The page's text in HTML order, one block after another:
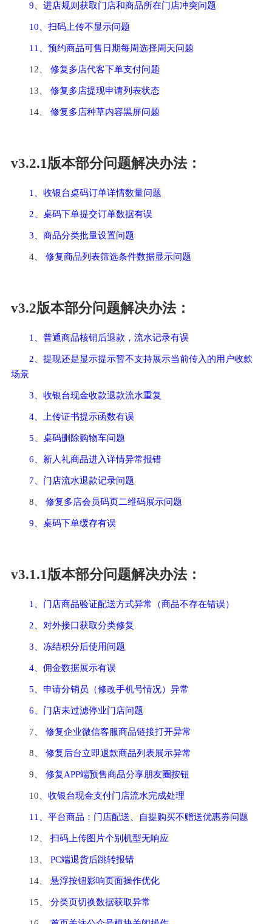
9、进店规则获取门店和商品所在门店冲突问题
10、扫码上传不显示问题
11、预约商品可售日期每周选择周天问题
12、 修复多店代客下单支付问题
13、 修复多店提现申请列表状态
14、 修复多店种草内容黑屏问题
v3.2.1版本部分问题解决办法：
1、收银台桌码订单详情数量问题
2、桌码下单提交订单数据有误
3、商品分类批量设置问题
4、 修复商品列表筛选条件数据显示问题
v3.2版本部分问题解决办法：
1、普通商品核销后退款，流水记录有误
2、提现还是显示提示暂不支持展示当前传入的用户收款
场景
3、收银台现金收款退款流水重复
4、上传证书提示函数有误
5、桌码删除购物车问题
6、新人礼商品进入详情异常报错
7、门店流水退款记录问题
8、 修复多店会员码页二维码展示问题
9、桌码下单缓存有误
v3.1.1版本部分问题解决办法：
1、门店商品验证配送方式异常（商品不存在错误）
2、对外接口获取分类修复
3、冻结积分后使用问题
4、佣金数据展示有误
5、申请分销员（修改手机号情况）异常
6、门店未过滤停业门店问题
7、 修复企业微信客服商品链接打开异常
8、 修复后台立即退款商品列表展示异常
9、 修复APP端预售商品分享朋友圈按钮
10、 收银台现金支付门店流水完成处理
11、平台商品：门店配送、自提购买不赠送优惠券问题
12、 扫码上传图片个别机型无响应
13、 PC端退货后跳转报错
14、 悬浮按钮影响页面操作优化
15、 分类页切换数据获取异常